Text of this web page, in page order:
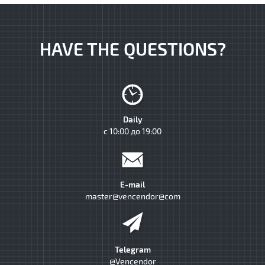
HAVE THE QUESTIONS?
Daily
с 10:00 до 19:00
E-mail
master@vencendor@com
Telegram
@Vencendor